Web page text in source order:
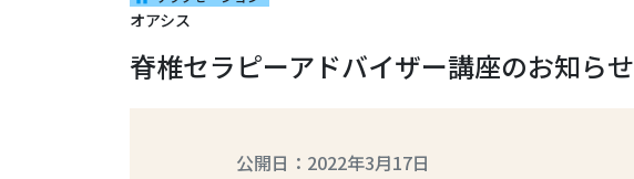
オアシス
脊椎セラピーアドバイザー講座のお知らせ
公開日：2022年3月17日